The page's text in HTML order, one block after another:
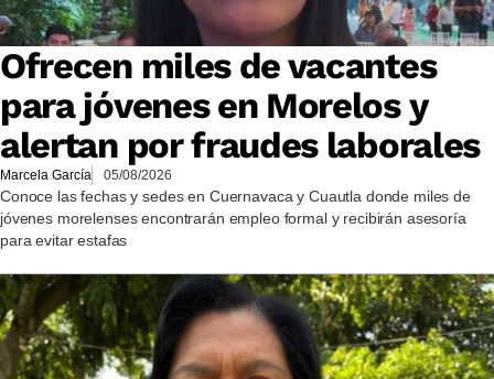
Ofrecen miles de vacantes
para jóvenes en Morelos y
alertan por fraudes laborales
Marcela García 05/08/2026
Conoce las fechas y sedes en Cuernavaca y Cuautla donde miles de
jóvenes morelenses encontrarán empleo formal y recibirán asesoría
para evitar estafas